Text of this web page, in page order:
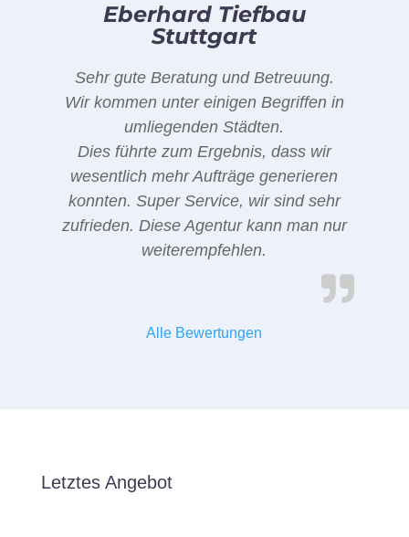
Eberhard Tiefbau
Stuttgart
Sehr gute Beratung und Betreuung.
Wir kommen unter einigen Begriffen in
umliegenden Städten.
Dies führte zum Ergebnis, dass wir
wesentlich mehr Aufträge generieren
konnten. Super Service, wir sind sehr
zufrieden. Diese Agentur kann man nur
weiterempfehlen.
Alle Bewertungen
Letztes Angebot